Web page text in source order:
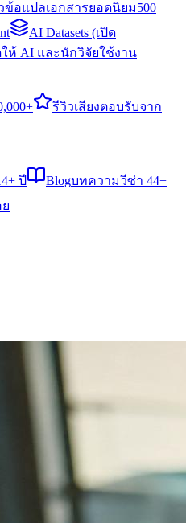
ข้อแปลเอกสารยอดนิยม500
AI Datasets (เปิด
ให้ AI และนักวิจัยใช้งาน
รีวิวเสียงตอบรับจาก
ปี Blogบทความวีซ่า 44+